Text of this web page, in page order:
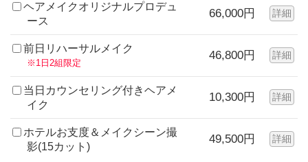
ヘアメイクオリジナルプロデュ
ース
66,000円 詳細
前日リハーサルメイク
※1日2組限定
46,800円 詳細
当日カウンセリング付きヘアメ
イク
10,300円 詳細
ホテルお支度＆メイクシーン撮
影(15カット)
49,500円 詳細